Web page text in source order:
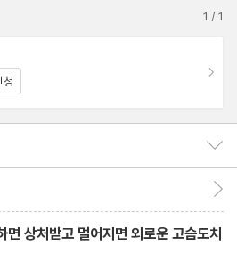
법
척하는 ‘척척’박사들
르는 그때 그 말
1 /1
청
상처받고 멀어지면 외로운 고슴도치